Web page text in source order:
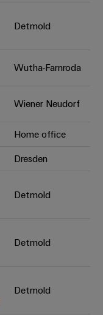
neues
Distribution
Detmold
Wutha-Farnroda
Wiener Neudorf
Home office
Dresden
Detmold
Detmold
Detmold